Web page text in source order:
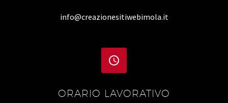
info@creazionesitiwebimola.it


ORARIO LAVORATIVO